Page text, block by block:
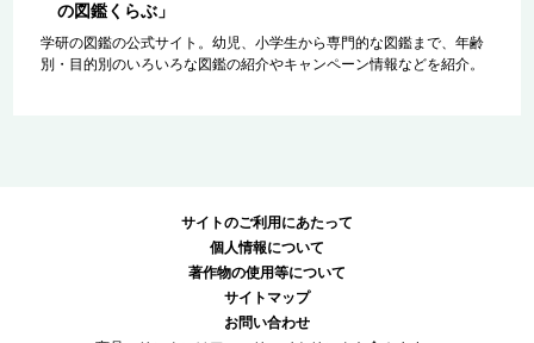
の図鑑くらぶ」
学研の図鑑の公式サイト。幼児、小学生から専門的な図鑑まで、年齢
別・目的別のいろいろな図鑑の紹介やキャンペーン情報などを紹介。
サイトのご利用にあたって
個人情報について
著作物の使用等について
サイトマップ
お問い合わせ